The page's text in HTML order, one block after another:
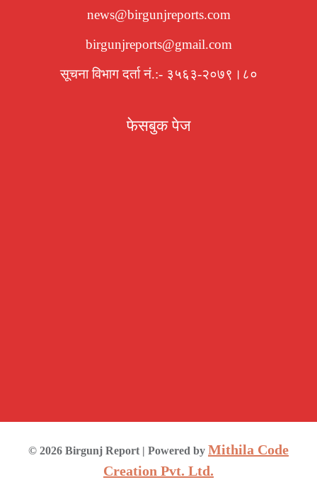
news@birgunjreports.com
birgunjreports@gmail.com
सूचना विभाग दर्ता नं.:- ३५६३-२०७९।८०
फेसबुक पेज
© 2026 Birgunj Report | Powered by Mithila Code
Creation Pvt. Ltd.